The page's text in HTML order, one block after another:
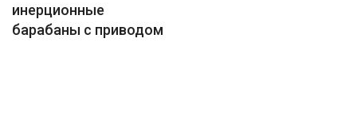
инерционные
барабаны с приводом